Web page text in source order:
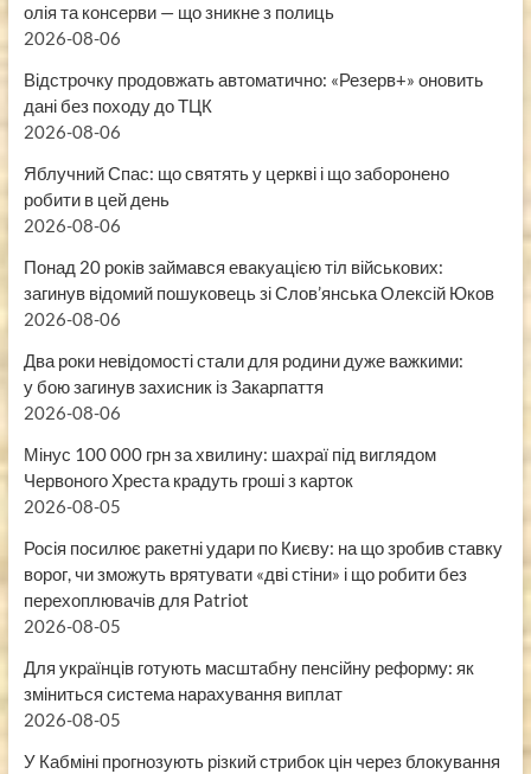
олія та консерви — що зникне з полиць
2026-08-06
Відстрочку продовжать автоматично: «Резерв+» оновить
дані без походу до ТЦК
2026-08-06
Яблучний Спас: що святять у церкві і що заборонено
робити в цей день
2026-08-06
Понад 20 років займався евакуацією тіл військових:
загинув відомий пошуковець зі Слов’янська Олексій Юков
2026-08-06
Два роки невідомості стали для родини дуже важкими:
у бою загинув захисник із Закарпаття
2026-08-06
Мінус 100 000 грн за хвилину: шахраї під виглядом
Червоного Хреста крадуть гроші з карток
2026-08-05
Росія посилює ракетні удари по Києву: на що зробив ставку
ворог, чи зможуть врятувати «дві стіни» і що робити без
перехоплювачів для Patriot
2026-08-05
Для українців готують масштабну пенсійну реформу: як
зміниться система нарахування виплат
2026-08-05
У Кабміні прогнозують різкий стрибок цін через блокування